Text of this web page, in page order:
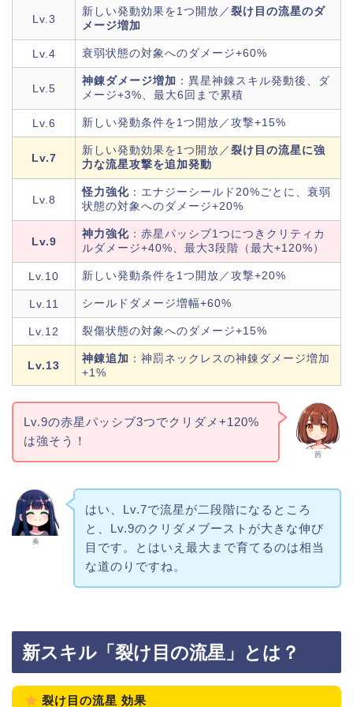
Lv.3
新しい発動効果を1つ開放／裂け目の流星のダ
メージ増加
Lv.4 衰弱状態の対象へのダメージ+60%
Lv.5
神錬ダメージ増加 ：異星神錬スキル発動後、ダ
メージ+3%、最大6回まで累積
Lv.6 新しい発動条件を1つ開放／攻撃+15%
Lv.7
新しい発動効果を1つ開放／裂け目の流星に強
力な流星攻撃を追加発動
Lv.8
怪力強化 ：エナジーシールド20%ごとに、衰弱
状態の対象へのダメージ+20%
Lv.9
神力強化 ：赤星パッシブ1つにつきクリティカ
ルダメージ+40%、最大3段階（最大+120%）
Lv.10 新しい発動条件を1つ開放／攻撃+20%
Lv.11 シールドダメージ増幅+60%
Lv.12 裂傷状態の対象へのダメージ+15%
Lv.13
神錬追加 ：神罰ネックレスの神錬ダメージ増加
+1%
茜
Lv.9の赤星パッシブ3つでクリダメ+120%
は強そう！
奏
はい、Lv.7で流星が二段階になるところ
と、Lv.9のクリダメブーストが大きな伸び
目です。とはいえ最大まで育てるのは相当
な道のりですね。
新スキル「裂け目の流星」とは？
裂け目の流星 効果